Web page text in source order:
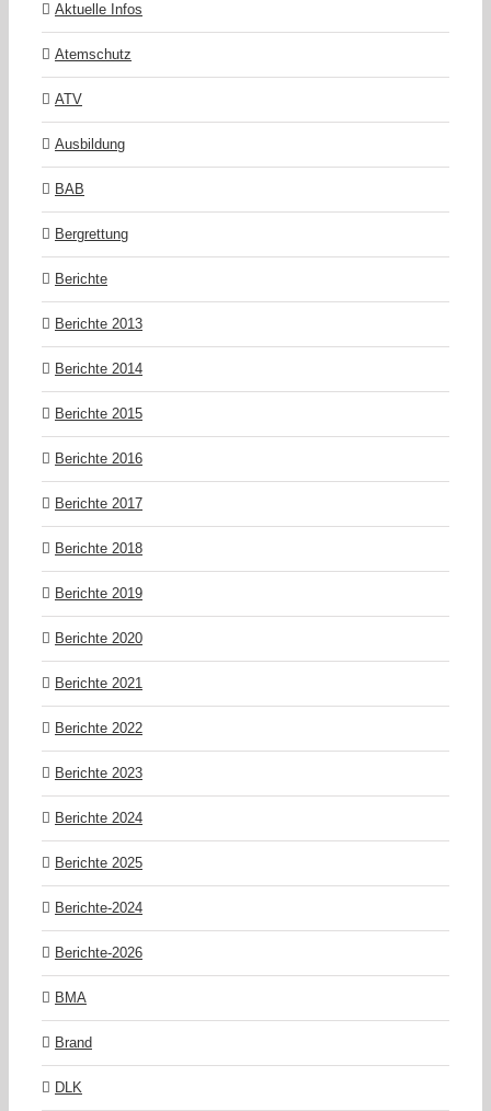
Aktuelle Infos
Atemschutz
ATV
Ausbildung
BAB
Bergrettung
Berichte
Berichte 2013
Berichte 2014
Berichte 2015
Berichte 2016
Berichte 2017
Berichte 2018
Berichte 2019
Berichte 2020
Berichte 2021
Berichte 2022
Berichte 2023
Berichte 2024
Berichte 2025
Berichte-2024
Berichte-2026
BMA
Brand
DLK